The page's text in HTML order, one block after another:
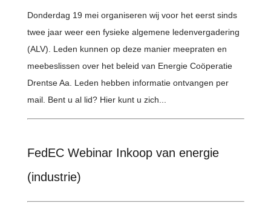
Donderdag 19 mei organiseren wij voor het eerst sinds
twee jaar weer een fysieke algemene ledenvergadering
(ALV). Leden kunnen op deze manier meepraten en
meebeslissen over het beleid van Energie Coöperatie
Drentse Aa. Leden hebben informatie ontvangen per
mail. Bent u al lid? Hier kunt u zich...
FedEC Webinar Inkoop van energie
(industrie)